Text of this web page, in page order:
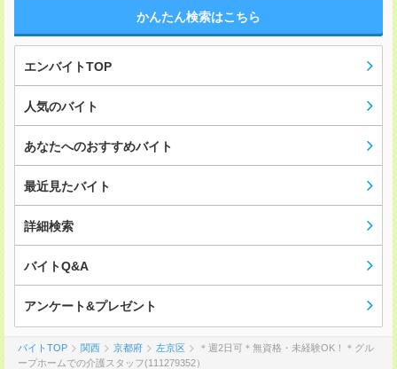
かんたん検索はこちら
エンバイトTOP
人気のバイト
あなたへのおすすめバイト
最近見たバイト
詳細検索
バイトQ&A
アンケート&プレゼント
バイトTOP 関西 京都府 左京区
＊週2日可＊無資格・未経験OK！＊グル
ープホームでの介護スタッフ(111279352）